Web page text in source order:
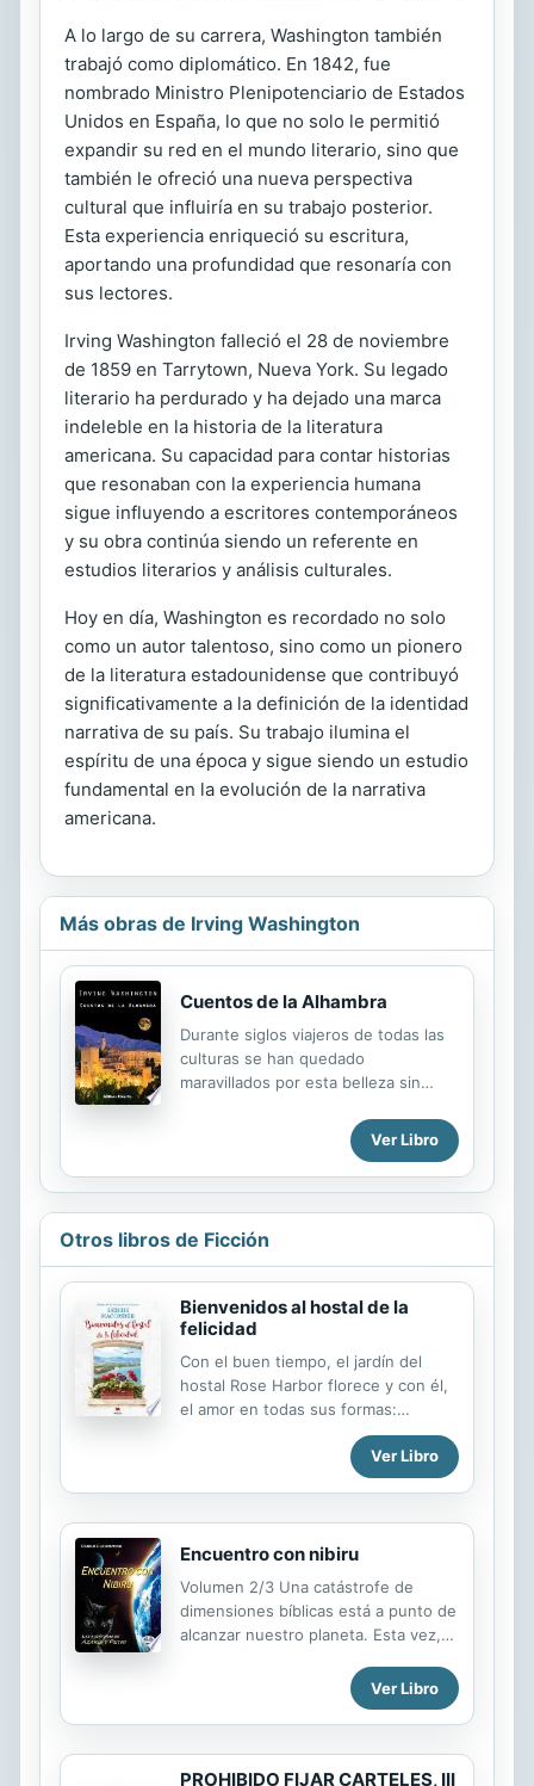
A lo largo de su carrera, Washington también
trabajó como diplomático. En 1842, fue
nombrado Ministro Plenipotenciario de Estados
Unidos en España, lo que no solo le permitió
expandir su red en el mundo literario, sino que
también le ofreció una nueva perspectiva
cultural que influiría en su trabajo posterior.
Esta experiencia enriqueció su escritura,
aportando una profundidad que resonaría con
sus lectores.
Irving Washington falleció el 28 de noviembre
de 1859 en Tarrytown, Nueva York. Su legado
literario ha perdurado y ha dejado una marca
indeleble en la historia de la literatura
americana. Su capacidad para contar historias
que resonaban con la experiencia humana
sigue influyendo a escritores contemporáneos
y su obra continúa siendo un referente en
estudios literarios y análisis culturales.
Hoy en día, Washington es recordado no solo
como un autor talentoso, sino como un pionero
de la literatura estadounidense que contribuyó
significativamente a la definición de la identidad
narrativa de su país. Su trabajo ilumina el
espíritu de una época y sigue siendo un estudio
fundamental en la evolución de la narrativa
americana.
Más obras de Irving Washington
Cuentos de la Alhambra
Durante siglos viajeros de todas las
culturas se han quedado
maravillados por esta belleza sin
Irving, prototipo de historiador
romántico, inicia un viaje por tierras
andaluzas que le llevará a instalarse
sus gentes, sus calles, sus
costumbres, etc, que será plasmado
en los cuentos y leyendas que
existen en torno a la Alhambra y a su
por el pasado de una ciudad
pintoresca y plural: comunidad judía,
aroma musulmán y presencia
Ver Libro
Otros libros de Ficción
Bienvenidos al hostal de la
felicidad
Con el buen tiempo, el jardín del
hostal Rose Harbor florece y con él,
el amor en todas sus formas:
primeros amores, amores perdidos,
amores recuperados y amoresVer Libro
Encuentro con nibiru
Volumen 2/3 Una catástrofe de
dimensiones bíblicas está a punto de
alcanzar nuestro planeta. Esta vez,
estarán solos. A su lado se alinearán
algunos habitantes del planeta Nibiru
que, arriesgando sus propias vidas,
intentarán oponerse a las terribles
fuerzas de la naturaleza que están a
Ver Libro
PROHIBIDO FIJAR CARTELES, III